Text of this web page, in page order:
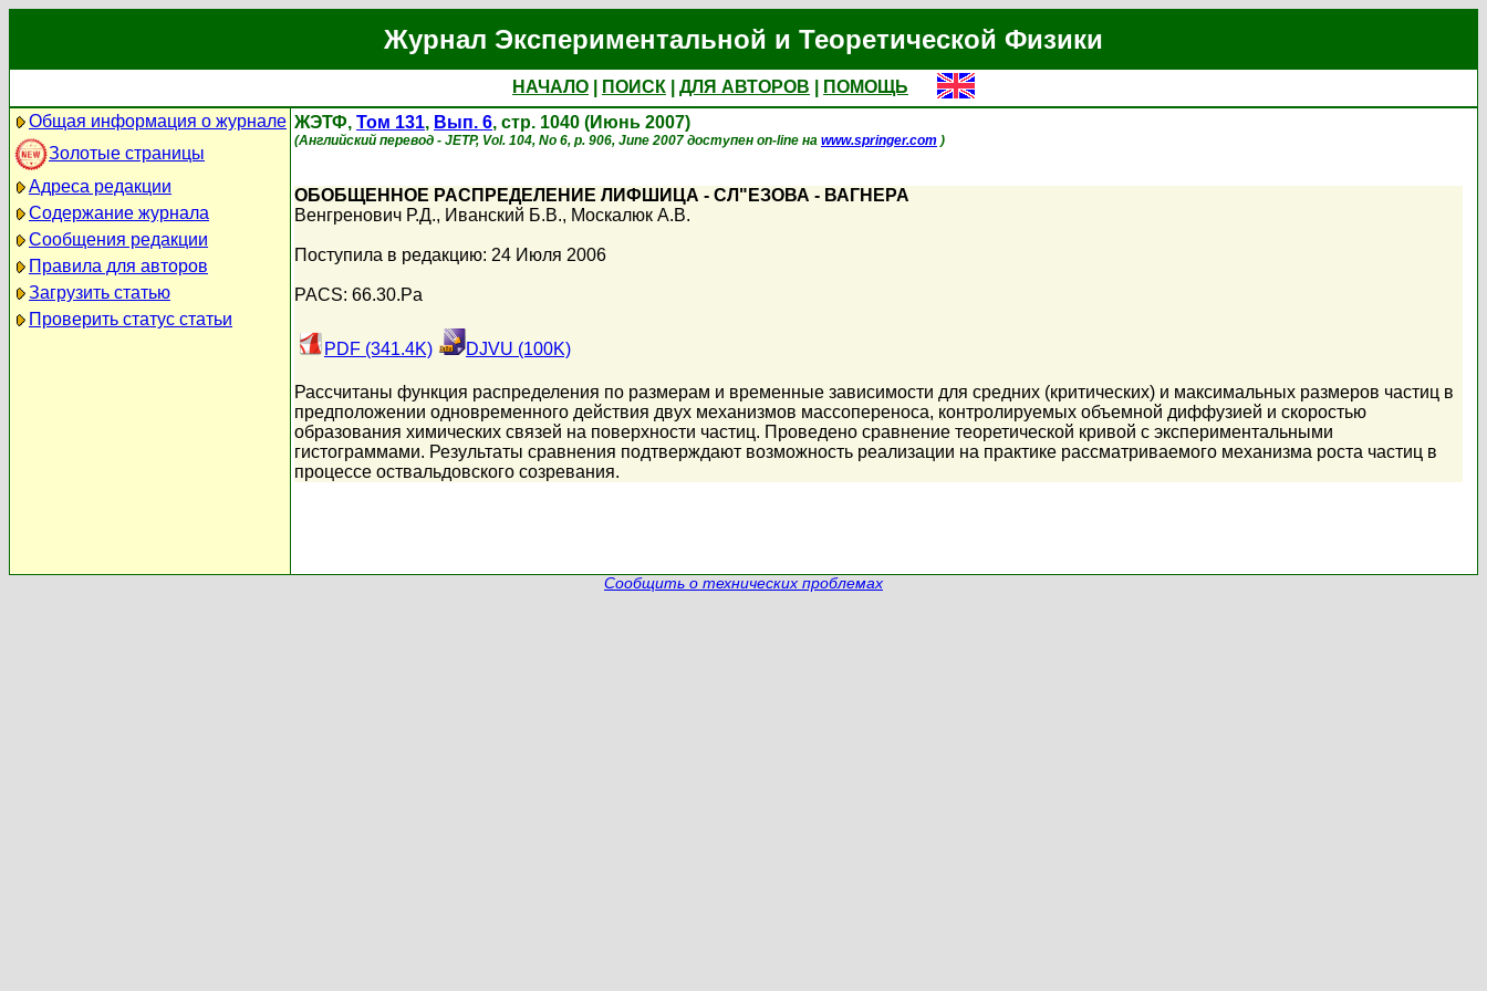
Журнал Экспериментальной и Теоретической Физики
НАЧАЛО ПОИСК ДЛЯ АВТОРОВ
ПОМОЩЬ
Общая информация о журнале
Золотые страницы
Адреса редакции
Содержание журнала
Сообщения редакции
Правила для авторов
Загрузить статью
Проверить статус статьи
ЖЭТФ, Том 131, Вып. 6, стр. 1040 (Июнь 2007)
(Английский перевод - JETP, Vol. 104, No 6, p. 906, June 2007 доступен on-line на www.springer.com )
ОБОБЩЕННОЕ РАСПРЕДЕЛЕНИЕ ЛИФШИЦА - СЛ"ЕЗОВА - ВАГНЕРА
Венгренович Р.Д., Иванский Б.В., Москалюк А.В.
Поступила в редакцию: 24 Июля 2006
PACS: 66.30.Pa
PDF (341.4K) DJVU (100K)
Рассчитаны функция распределения по размерам и временные зависимости для средних (критических) и максимальных размеров частиц в
предположении одновременного действия двух механизмов массопереноса, контролируемых объемной диффузией и скоростью
образования химических связей на поверхности частиц. Проведено сравнение теоретической кривой с экспериментальными
гистограммами. Результаты сравнения подтверждают возможность реализации на практике рассматриваемого механизма роста частиц в
процессе оствальдовского созревания.
Сообщить о технических проблемах